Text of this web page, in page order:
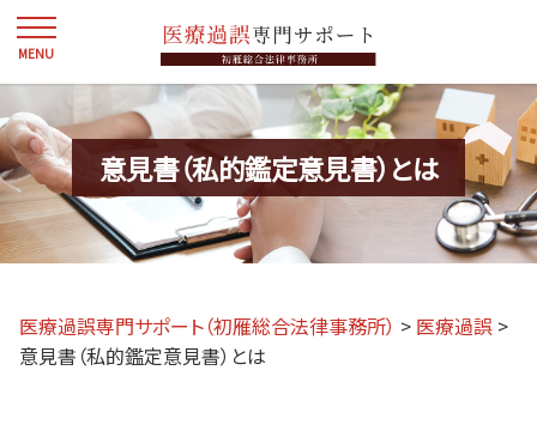
意見書（私的鑑定意見書）とは
医療過誤専門サポート（初雁総合法律事務所） > 医療過誤 >
意見書（私的鑑定意見書）とは